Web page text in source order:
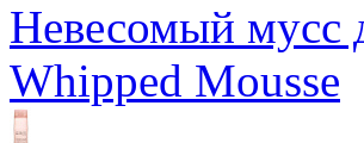
Невесомый мусс
Whipped Mousse